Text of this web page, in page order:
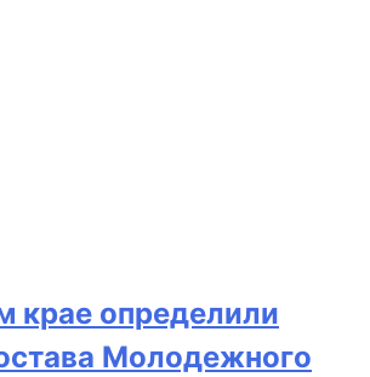
крае определили
Молодежного